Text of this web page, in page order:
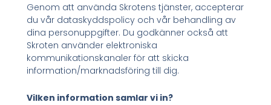
Genom att använda Skrotens tjänster, accepterar
du vår dataskyddspolicy och vår behandling av
dina personuppgifter. Du godkänner också att
Skroten använder elektroniska
kommunikationskanaler för att skicka
information/marknadsföring till dig.
Vilken information samlar vi in?